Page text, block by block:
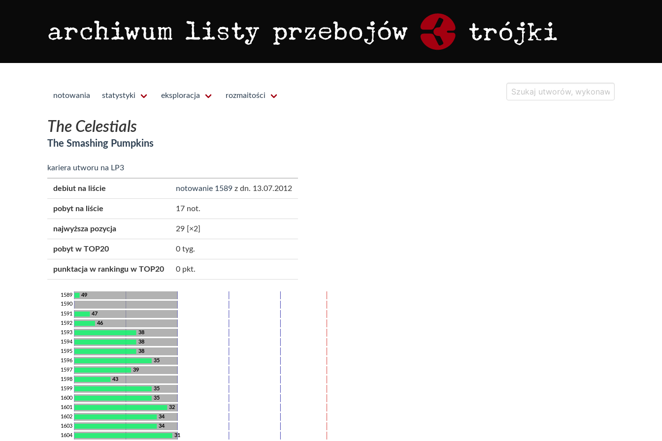
notowania statystyki eksploracja rozmaitości
The Celestials
The Smashing Pumpkins
kariera utworu na LP3
debiut na liście notowanie 1589 z dn. 13.07.2012
pobyt na liście 17 not.
najwyższa pozycja 29 [×2]
pobyt w TOP20 0 tyg.
punktacja w rankingu w TOP20 0 pkt.
49
1589
1590
47
1591
46
1592
38
1593
38
1594
38
1595
35
1596
39
1597
43
1598
35
1599
35
1600
32
1601
34
1602
34
1603
31
1604